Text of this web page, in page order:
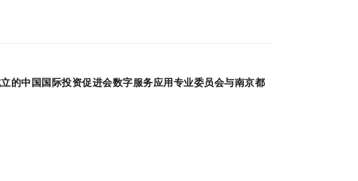
的中国国际投资促进会数字服务应用专业委员会与南京都